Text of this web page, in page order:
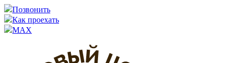
Позвонить
Как проехать
MAX